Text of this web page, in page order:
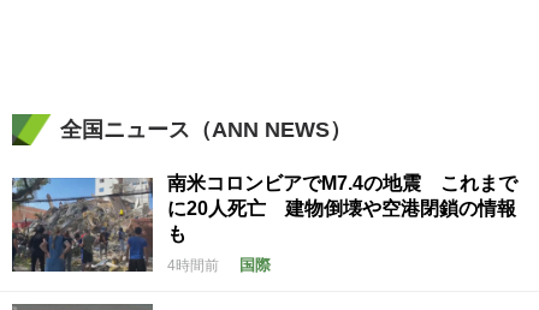
全国ニュース（ANN NEWS）
南米コロンビアでM7.4の地震 これまで
に20人死亡 建物倒壊や空港閉鎖の情報
も
4時間前 国際